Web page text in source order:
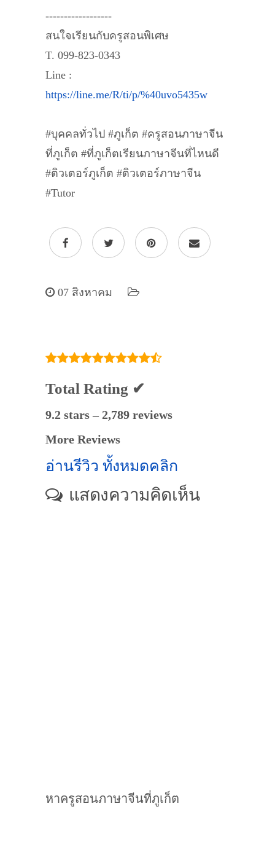
------------------
สนใจเรียนกับครูสอนพิเศษ
T. 099-823-0343
Line :
https://line.me/R/ti/p/%40uvo5435w
#บุคคลทั่วไป #ภูเก็ต #ครูสอนภาษาจีน
ที่ภูเก็ต #ที่ภูเก็ตเรียนภาษาจีนที่ไหนดี
#ติวเตอร์ภูเก็ต #ติวเตอร์ภาษาจีน
#Tutor
07 สิงหาคม
Total Rating ✔
9.2 stars – 2,789 reviews
More Reviews
อ่านรีวิว ทั้งหมดคลิก
แสดงความคิดเห็น
หาครูสอนภาษาจีนที่ภูเก็ต